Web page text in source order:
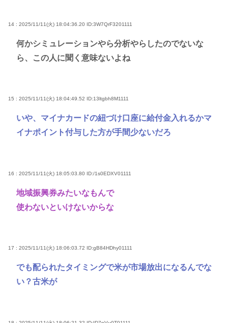
14 : 2025/11/11(火) 18:04:36.20 ID:3W7QrF3201111
何かシミュレーションやら分析やらしたのでないな
ら、この人に聞く意味ないよね
15 : 2025/11/11(火) 18:04:49.52 ID:13ltgbh8M1111
いや、マイナカードの紐づけ口座に給付金入れるかマ
イナポイント付与した方が手間少ないだろ
16 : 2025/11/11(火) 18:05:03.80 ID:/1s0EDXV01111
地域振興券みたいなもんで
使わないといけないからな
17 : 2025/11/11(火) 18:06:03.72 ID:gB84HDhy01111
でも配られたタイミングで米が市場放出になるんでな
い？古米が